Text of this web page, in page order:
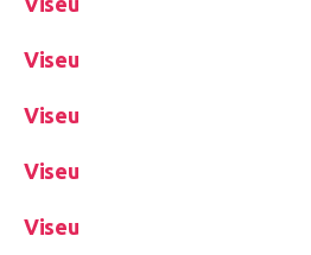
Viseu
Viseu
Viseu
Viseu